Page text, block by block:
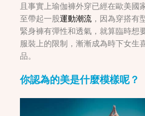
且事實上瑜伽褲外穿已經在歐美國
至帶起一股運動潮流 ，因為穿搭有
緊身褲有彈性和透氣，就算臨時想
服裝上的限制，漸漸成為時下女生
品。
你認為的美是什麼模樣呢？